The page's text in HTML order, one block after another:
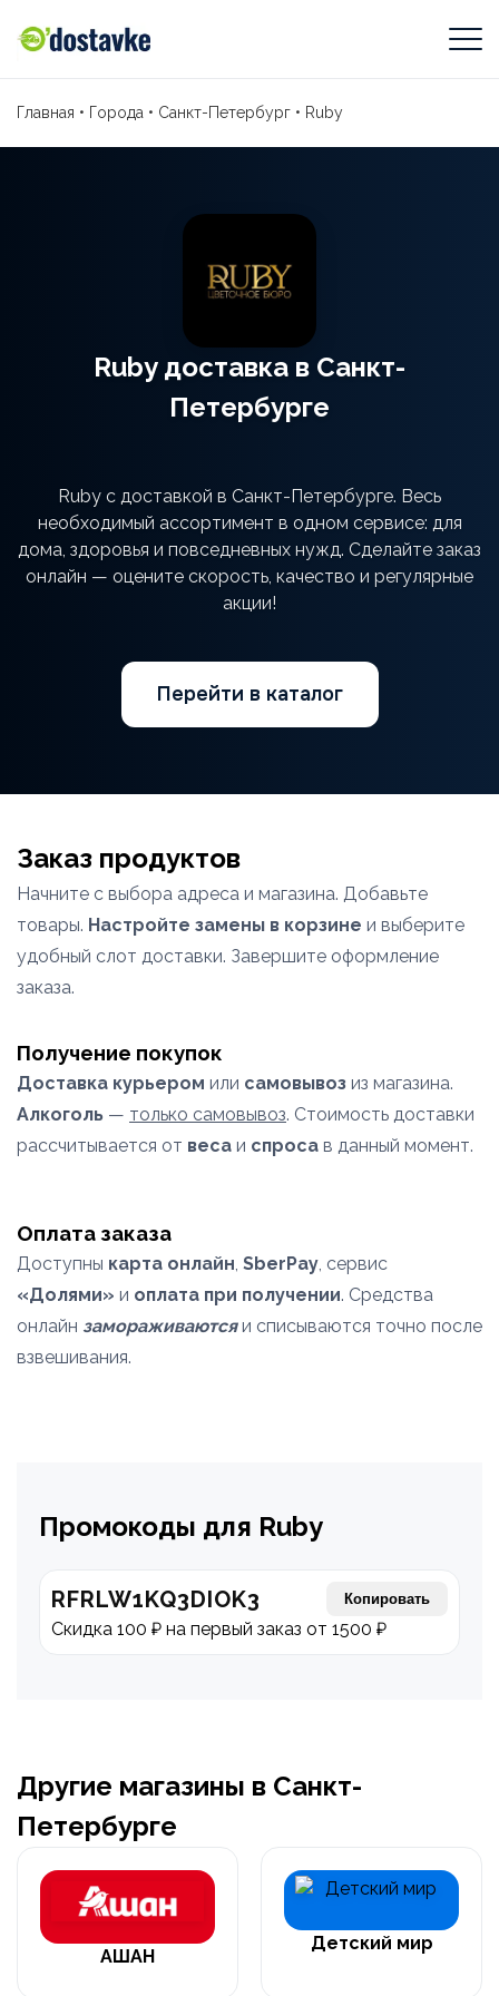
Главная • Города • Санкт-Петербург • Ruby
Ruby доставка в Санкт-
Петербурге
Ruby с доставкой в Санкт-Петербурге. Весь
необходимый ассортимент в одном сервисе: для
дома, здоровья и повседневных нужд. Сделайте заказ
онлайн — оцените скорость, качество и регулярные
акции!
Перейти в каталог
Заказ продуктов
Начните с выбора адреса и магазина. Добавьте
товары. Настройте замены в корзине и выберите
удобный слот доставки. Завершите оформление
заказа.
Получение покупок
Доставка курьером или самовывоз из магазина.
Алкоголь — только самовывоз. Стоимость доставки
рассчитывается от веса и спроса в данный момент.
Оплата заказа
Доступны карта онлайн, SberPay, сервис
«Долями» и оплата при получении. Средства
онлайн замораживаютсяи списываются точно после
взвешивания.
Промокоды для Ruby
RFRLW1KQ3DIOK3 Копировать
Скидка 100 ₽ на первый заказ от 1500 ₽
Другие магазины в Санкт-
Петербурге
АШАН
Детский мир